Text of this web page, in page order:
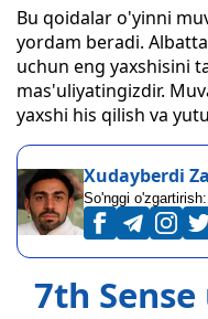
Bu qoidalar o'yinni
yordam beradi.
uchun eng yaxshisini
mas'uliyatingizdir.
yaxshi his qilish va
Xudayberdi
So'nggi o'zgartirish:
7th